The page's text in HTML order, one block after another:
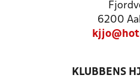
6200
KLUBBENS